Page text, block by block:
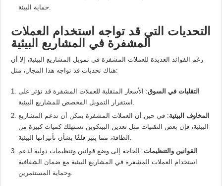
حماية البيئة.
التحديات التي قد تواجه استخدام العملات
المشفرة في المشاريع البيئية
رغم الفوائد العديدة للعملات المشفرة في تمويل المشاريع البيئية، إلا أن
هناك تحديات قد تواجه هذا المجال، مثل:
التقلبات في السوق: الأسعار المتقلبة للعملات المشفرة قد تؤثر على
استقرار التمويل المخصص للمشاريع البيئية.
المخاوف البيئية: في حين أن العملات المشفرة يمكن أن تدعم المشاريع
البيئية، فإن بعض التقنيات مثل تعدين البيتكوين تستهلك كميات كبيرة من
الطاقة، مما يثير قلقًا بشأن تأثيراتها البيئية.
القوانين والتنظيمات: الحاجة إلى وضع قوانين وتنظيمات دولية لدعم
استخدام العملات المشفرة في المشاريع البيئية مع ضمان الشفافية
وحماية المستثمرين.